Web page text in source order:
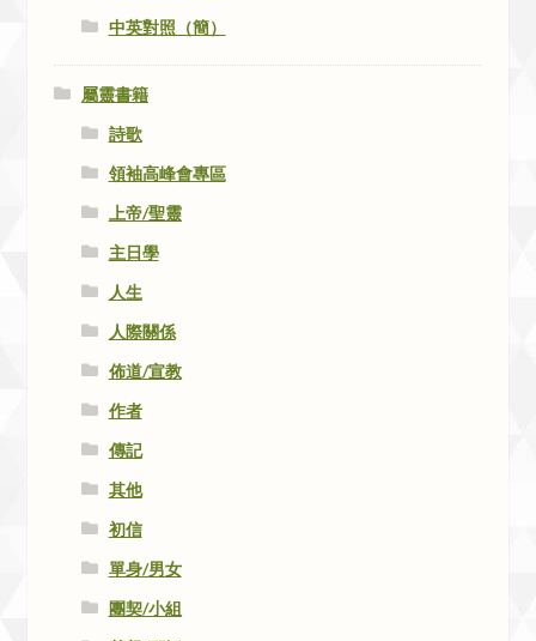
中英對照（簡）
屬靈書籍
詩歌
領袖高峰會專區
上帝/聖靈
主日學
人生
人際關係
佈道/宣教
作者
傳記
其他
初信
單身/男女
團契/小組